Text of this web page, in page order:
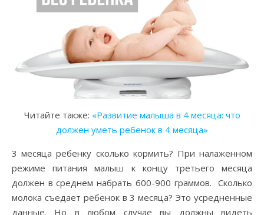
Читайте также: «Развитие малыша в 4 месяца: что
должен уметь ребенок в 4 месяца»
3 месяца ребенку сколько кормить? При налаженном
режиме питания малыш к концу третьего месяца
должен в среднем набрать 600-900 граммов. Сколько
молока съедает ребенок в 3 месяца? Это усредненные
данные. Но в любом случае вы должны видеть